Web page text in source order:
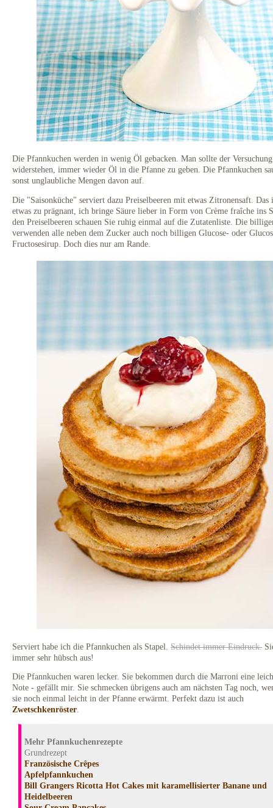
Die Pfannkuchen werden in wenig Öl gebacken. Man sollte der Versuchung
widerstehen, immer wieder Öl in die Pfanne zu geben. Die Pfannkuchen
sonst unglaubliche Mengen davon auf.
Die "Saisonküche" serviert dazu Preiselbeeren mit etwas Zitronensaft. Das
etwas zu prägnant, ich bringe Säure lieber in Form von Crème fraîche ins
den Preiselbeeren schauen Sie ruhig einmal auf die Zutatenliste. Die
verwenden alle neben dem Zucker auch noch billigen Glucose- oder
Fructosesirup. Doch dies nur am Rande.
Serviert habe ich die Pfannkuchen als Stapel. Schindet immer Eindruck.
immer sehr hübsch aus!
Die Pfannkuchen waren lecker. Sie bekommen durch die Marroni eine
Note - gefällt mir. Sie schmecken übrigens auch am nächsten Tag noch,
sie noch einmal leicht in der Pfanne erwärmt. Perfekt dazu ist auch
Zwetschkenröster
Mehr Pfannkuchenrezepte
Grundrezept
Französische Crêpes
Apfelpfannkuchen
Bill Grangers Ricotta Hot Cakes mit karamellisierter Banane und
Heidelbeeren